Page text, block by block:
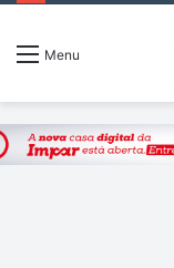
Menu